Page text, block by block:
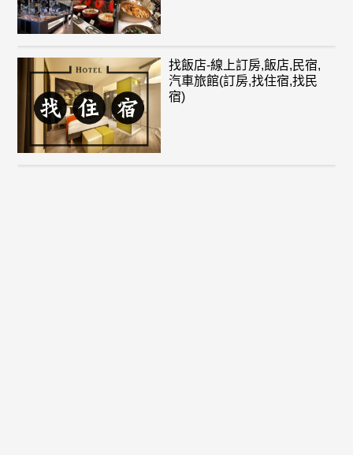
找飯店-線上訂房,飯店,民宿,
汽車旅館(訂房,找住宿,找民
宿)